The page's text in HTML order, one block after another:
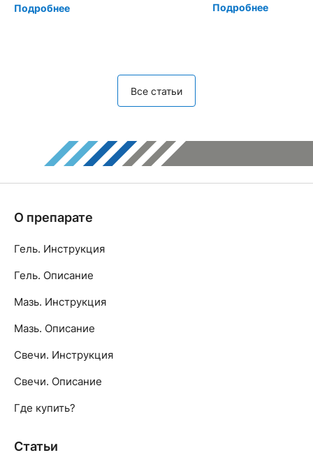
Подробнее
Подробнее
Все статьи
О препарате
Гель. Инструкция
Гель. Описание
Мазь. Инструкция
Мазь. Описание
Свечи. Инструкция
Свечи. Описание
Где купить?
Статьи